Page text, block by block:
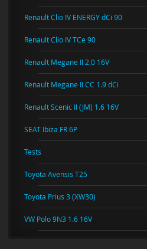
Renault Clio IV ENERGY dCi 90
Renault Clio IV TCe 90
Renault Megane II 2.0 16V
Renault Megane II CC 1.9 dCi
Renault Scenic II (JM) 1.6 16V
SEAT Ibiza FR 6P
Tests
Toyota Avensis T25
Toyota Prius 3 (XW30)
VW Polo 9N3 1.6 16V